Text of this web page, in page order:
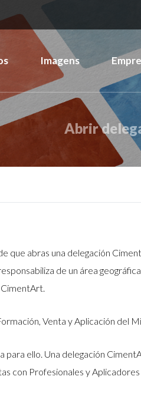
Imagens
Abrir
abras una delegación
de un área
Venta y Aplicación del
para ello. Una delegación
con Profesionales y